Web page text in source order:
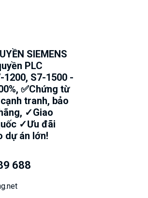
SIEMENS
PLC
1200, S7-1500 -
✅Chứng từ
tranh, bảo
✓Giao
✓Ưu đãi
dự án lớn!
688